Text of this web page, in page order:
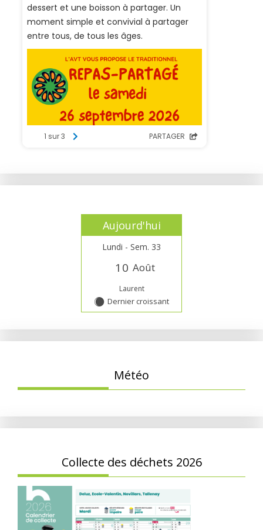
Aujourd'hui
Lundi - Sem. 33
1 0 Août
Laurent
Y Dernier croissant
Météo
Collecte des déchets 2026